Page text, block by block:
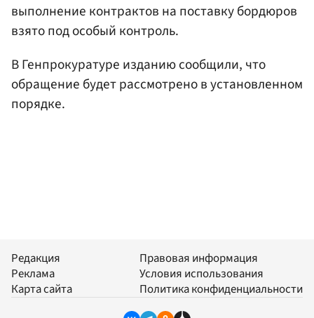
выполнение контрактов на поставку бордюров
взято под особый контроль.
В Генпрокуратуре изданию сообщили, что
обращение будет рассмотрено в установленном
порядке.
Редакция
Реклама
Карта сайта
Правовая информация
Условия использования
Политика конфиденциальности